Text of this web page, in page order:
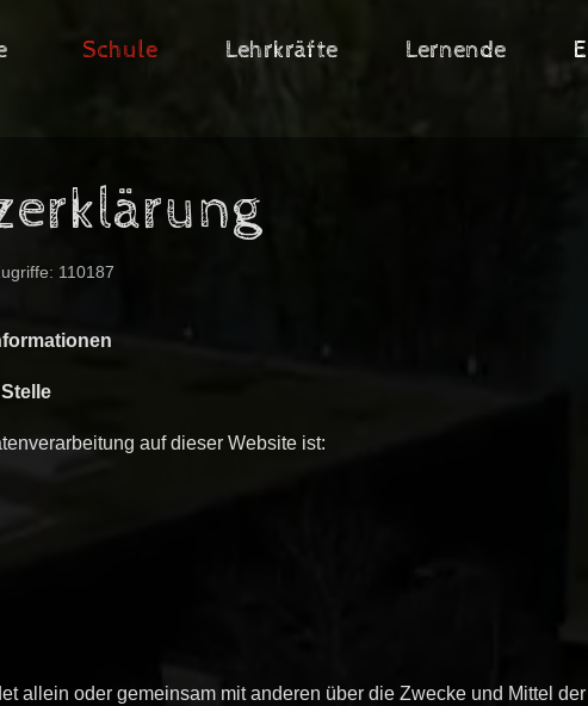
Schule Lehrkräfte Lernende
110187
auf dieser Website ist:
allein oder gemeinsam mit anderen über die Zwecke und Mittel